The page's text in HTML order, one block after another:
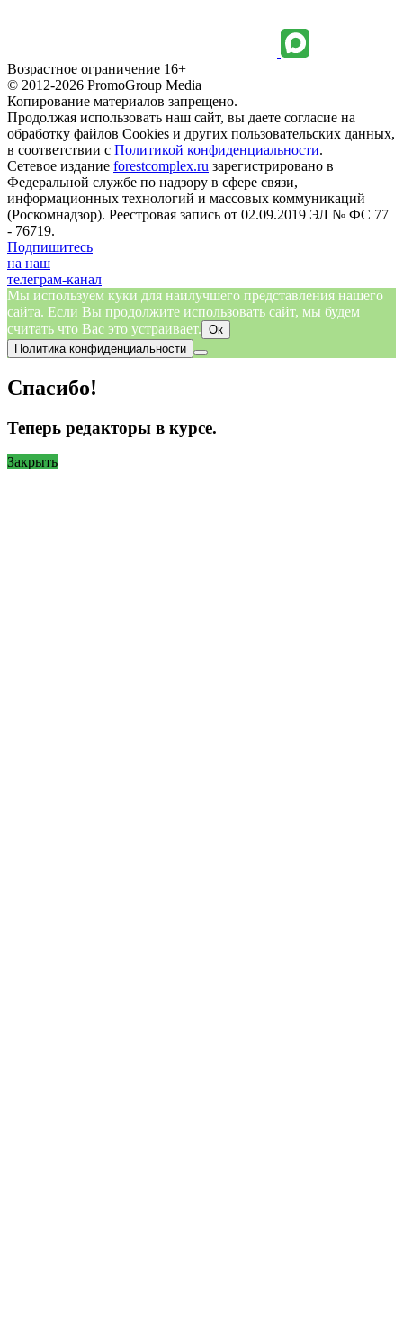
Возрастное ограничение 16+
© 2012-2026 PromoGroup Media
Копирование материалов запрещено.
Продолжая использовать наш сайт, вы даете согласие на
обработку файлов Cookies и других пользовательских данных,
в соответствии с Политикой конфиденциальности.
Сетевое издание forestcomplex.ru зарегистрировано в
Федеральной службе по надзору в сфере связи,
информационных технологий и массовых коммуникаций
(Роскомнадзор). Реестровая запись от 02.09.2019 ЭЛ № ФС 77
- 76719.
Подпишитесь
на наш
телеграм-канал
Мы используем куки для наилучшего представления нашего
сайта. Если Вы продолжите использовать сайт, мы будем
считать что Вас это устраивает. Ок
Политика конфиденциальности
Спасибо!
Теперь редакторы в курсе.
Закрыть